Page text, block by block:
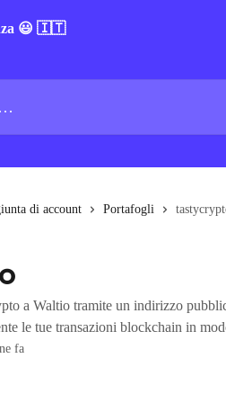
😃 🇮🇹
di account Portafogli
a Waltio tramite un indirizzo
le tue transazioni blockchain in
fa